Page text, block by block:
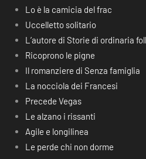
Lo è la camicia del frac
Uccelletto solitario
L’autore di Storie di ordinaria
Ricoprono le pigne
Il romanziere di Senza famiglia
La nocciola dei Francesi
Precede Vegas
Le alzano i rissanti
Agile e longilinea
Le perde chi non dorme